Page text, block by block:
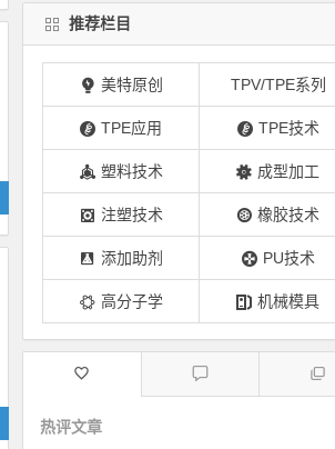
推荐栏目
美特原创 TPV/TPE系列
TPE应用 TPE技术
塑料技术 成型加工
注塑技术 橡胶技术
添加助剂 PU技术
高分子学 机械模具
热评文章